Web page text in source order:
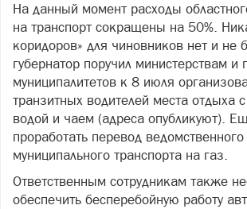
На данный момент расходы
на транспорт сокращены на 50%.
коридоров» для чиновников нет и не
губернатор поручил министерствам и
муниципалитетов к 8 июля
транзитных водителей места отдыха
водой и чаем (адреса опубликуют).
проработать перевод ведомственного
муниципального транспорта на газ.
Ответственным сотрудникам также
обеспечить бесперебойную работу